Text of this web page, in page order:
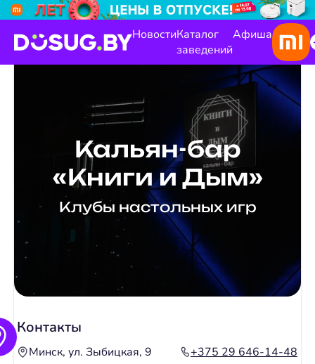
НовостиКаталог
заведений
Афиша
Кальян-бар
«Книги и Дым»
Клубы настольных игр
Контакты
Минск, ул. Зыбицкая, 9
+375 29 646-14-48